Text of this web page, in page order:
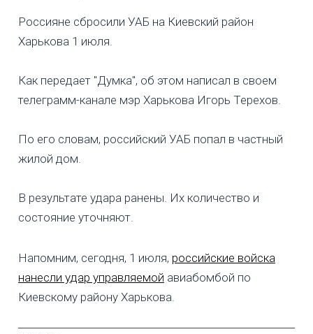
Россияне сбросили УАБ на Киевский район
Харькова 1 июля.
Как передает "Думка", об этом написал в своем
телеграмм-канале мэр Харькова Игорь Терехов.
По его словам, российский УАБ попал в частный
жилой дом.
В результате удара ранены. Их количество и
состояние уточняют.
Напомним, сегодня, 1 июля, российские войска
нанесли удар управляемой авиабомбой по
Киевскому району Харькова.